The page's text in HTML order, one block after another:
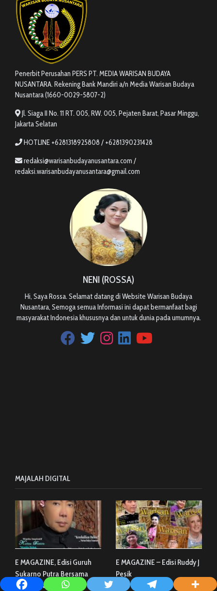
Penerbit Perusahan PERS PT. MEDIA WARISAN BUDAYA
NUSANTARA. Rekening Bank Mandiri a/n Media Warisan Budaya
Nusantara (1660-0029-5807-2)
Jl. Siaga II No. 11 RT. 005, RW. 005, Pejaten Barat, Pasar Minggu,
Jakarta Selatan
HOTLINE +6281318925808 / +6281390231428
redaksi@warisanbudayanusantara.com /
redaksi.warisanbudayanusantara@gmail.com
NENI (ROSSA)
Hi, Saya Rossa. Selamat datang di Website Warisan Budaya
Nusantara, Semoga semua Informasi ini dapat bermanfaat bagi
masyarakat Indonesia khususnya dan untuk dunia pada umumnya.
MAJALAH DIGITAL
E MAGAZINE, Edisi Guruh
Sukarno Putra Bersama
Karlina Damirie
E MAGAZINE – Edisi Ruddy J
Pesik